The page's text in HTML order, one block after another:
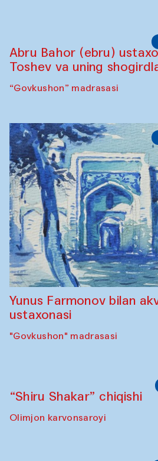
Abru Bahor (ebru)
Toshev va uning
“Govkushon” madrasasi
Yunus Farmonov bilan
ustaxonasi
"Govkushon" madrasasi
“Shiru Shakar” chiqishi
Olimjon karvonsaroyi